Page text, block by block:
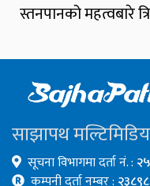
स्तनपानको महत्वबारे
साझापथ
सूचना विभागमा दर्ता नं. :